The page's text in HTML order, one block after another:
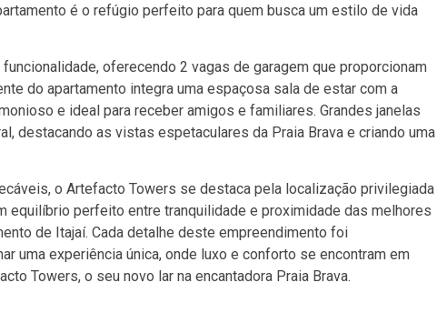
é o refúgio perfeito para quem busca um estilo de vida
oferecendo 2 vagas de garagem que proporcionam
do apartamento integra uma espaçosa sala de estar com a
e ideal para receber amigos e familiares. Grandes janelas
destacando as vistas espetaculares da Praia Brava e criando uma
o Artefacto Towers se destaca pela localização privilegiada
equilíbrio perfeito entre tranquilidade e proximidade das melhores
de Itajaí. Cada detalhe deste empreendimento foi
uma experiência única, onde luxo e conforto se encontram em
Towers, o seu novo lar na encantadora Praia Brava.